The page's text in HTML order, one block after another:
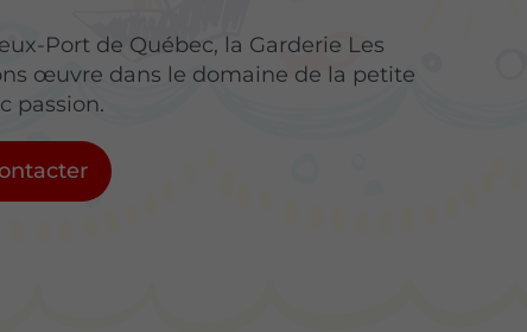
Port de Québec, la Garderie Les
œuvre dans le domaine de la petite
passion.